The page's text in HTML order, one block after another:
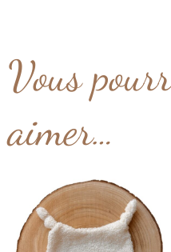
Vous
aimer…